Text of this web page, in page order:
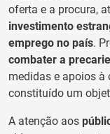
oferta e a procura,
investimento
emprego no país.
combater a
medidas e apoios à
constituído um
A atenção aos